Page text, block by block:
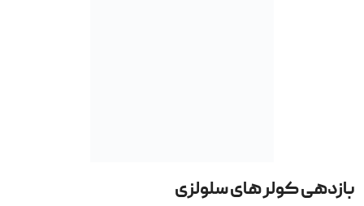
بازدهی کولر های سلولزی